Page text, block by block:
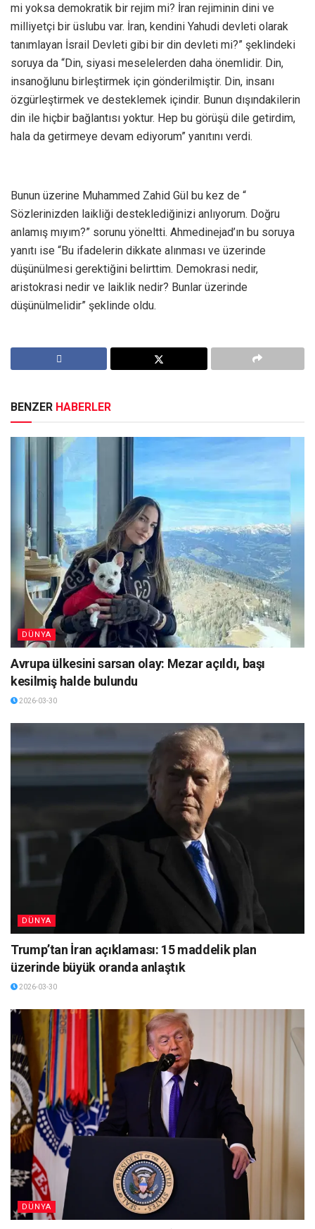
mi yoksa demokratik bir rejim mi? İran rejiminin dini ve
milliyetçi bir üslubu var. İran, kendini Yahudi devleti olarak
tanımlayan İsrail Devleti gibi bir din devleti mi?” şeklindeki
soruya da “Din, siyasi meselelerden daha önemlidir. Din,
insanoğlunu birleştirmek için gönderilmiştir. Din, insanı
özgürleştirmek ve desteklemek içindir. Bunun dışındakilerin
din ile hiçbir bağlantısı yoktur. Hep bu görüşü dile getirdim,
hala da getirmeye devam ediyorum” yanıtını verdi.
Bunun üzerine Muhammed Zahid Gül bu kez de “
Sözlerinizden laikliği desteklediğinizi anlıyorum. Doğru
anlamış mıyım?” sorunu yöneltti. Ahmedinejad’ın bu soruya
yanıtı ise “Bu ifadelerin dikkate alınması ve üzerinde
düşünülmesi gerektiğini belirttim. Demokrasi nedir,
aristokrasi nedir ve laiklik nedir? Bunlar üzerinde
düşünülmelidir” şeklinde oldu.
BENZER HABERLER
DÜNYA
Avrupa ülkesini sarsan olay: Mezar açıldı, başı
kesilmiş halde bulundu
2026-03-30
DÜNYA
Trump’tan İran açıklaması: 15 maddelik plan
üzerinde büyük oranda anlaştık
2026-03-30
DÜNYA